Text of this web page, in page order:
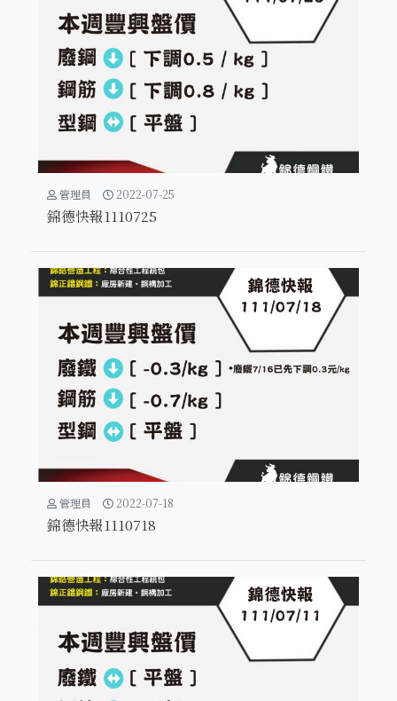
管理員 2022-07-25
錦德快報1110725
管理員 2022-07-18
錦德快報1110718